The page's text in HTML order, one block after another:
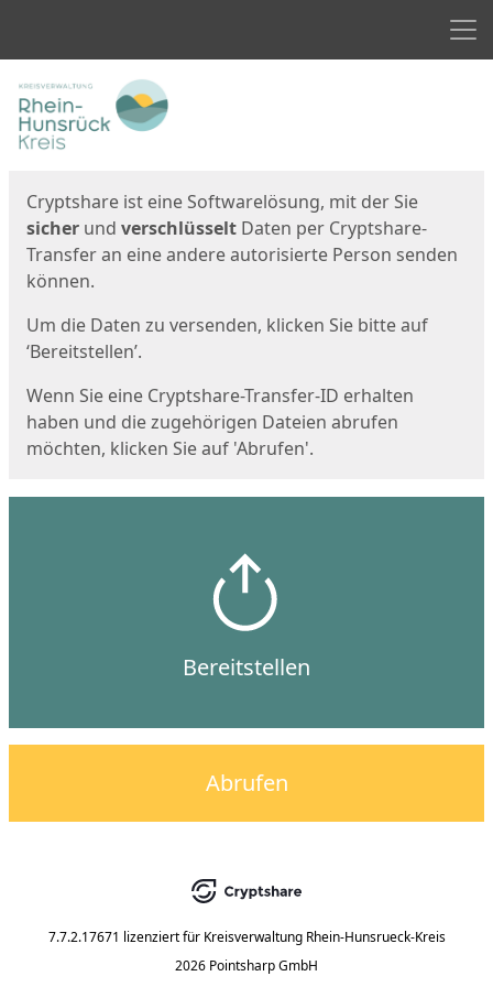
Start
Cryptshare ist eine Softwarelösung, mit der Sie
sicher und verschlüsselt Daten per Cryptshare-
Transfer an eine andere autorisierte Person senden
können.
Um die Daten zu versenden, klicken Sie bitte auf
‘Bereitstellen’.
Wenn Sie eine Cryptshare-Transfer-ID erhalten
haben und die zugehörigen Dateien abrufen
möchten, klicken Sie auf 'Abrufen'.
Bereitstellen
Abrufen
7.7.2.17671 lizenziert für Kreisverwaltung Rhein-Hunsrueck-Kreis
2026 Pointsharp GmbH